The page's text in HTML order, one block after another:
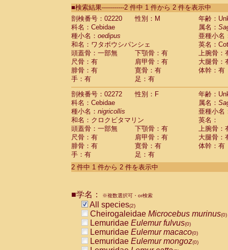
CebidaeSaguinus labiatus(0)
Cebidae Saguinus leucopus (0)
Cebidae
Cebidae
CebidaeSaguinus nigricollis (1)
Cebidae Saguinus oedipus
Cebidae Saguinus weddelli
Cebidae Saguinusspp.
Cebidae Aotus trivirgatus
Cebidae Cebus albifrons
Cebidae
CebidaeCebus capucinus
CebidaeCebus nigrivittatus
Cebidae Cebusspp.(0)
Cebidae Saimiri boliviensis
Cebidae Saimiri sciureus
Atelidae Alouatta caraya
AtelidaeAlouatta fusca
AtelidaeAlouatta seniculus
AtelidaeAteles belzebuth
AtelidaeAteles geoffroyi
AtelidaeAteles paniscus(0)
AtelidaeAtelesspp. (0)
AtelidaeLagothrix lagothricha
AtelidaeLagothrix lagothricha cana
PitheciidaeCacajao calvus
■検索結果-----------2 件中 1 件から 2 件を表示中
剖検番号：02220
性別：M
年齢：
科名：Cebidae
属名：
種小名： oedipus
亜種小名
和名：ワタボウシパンシェ
英名：
頭蓋骨：一部無
下顎骨：有
上腕骨：
尺骨：有
肩甲骨：有
大腿骨：
腓骨：有
寛骨：有
体幹：有
手：有
足：有
剖検番号：02272
性別：F
年齢：
科名：Cebidae
属名：
種小名： nigricollis
亜種小名
和名：クロクビタマリン
英名：
頭蓋骨：一部無
下顎骨：有
上腕骨：
尺骨：有
肩甲骨：有
大腿骨：
腓骨：有
寛骨：有
体幹：有
手：有
足：有
2 件中 1 件から 2 件を表示中
■学名： ※複数選択可・or検索
All species(2)
Cheirogaleidae Microcebus murinus(0)
Lemuridae Eulemur fulvus(0)
Lemuridae Eulemur macaco(0)
Lemuridae Eulemur mongoz(0)